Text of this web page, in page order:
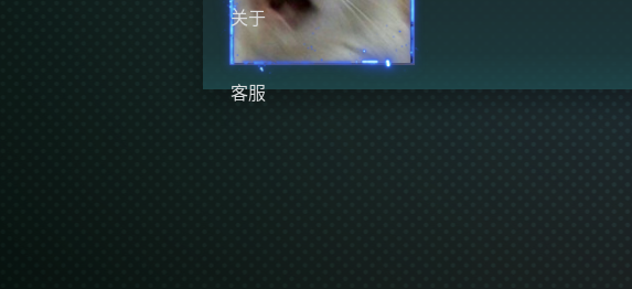
关于
客服